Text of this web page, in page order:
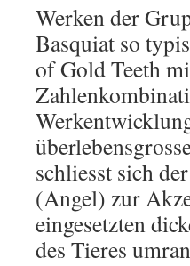
Werken der
Basquiat so
of Gold Teeth
schliesst sich
(Angel) zur
eingesetzten
des Tieres